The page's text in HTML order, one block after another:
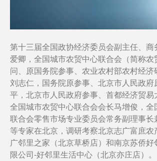
第十三届全国政协经济委员会副主任、商
爱卿，全国城市农贸中心联合会（简称农
问、原国务院参事、农业农村部农村经济
刘志仁，国务院原参事、北京市人民政府
平，北京市人民政府参事、首都经济贸易
全国城市农贸中心联合会会长马增俊，全
联合会零售市场专业委员会常务副理事长
等专家在北京，调研考察北京志广富庶农
广邻里之家（北京草桥店）和南京苏侨好
限公司-好邻里生活中心（北京亦庄店）。